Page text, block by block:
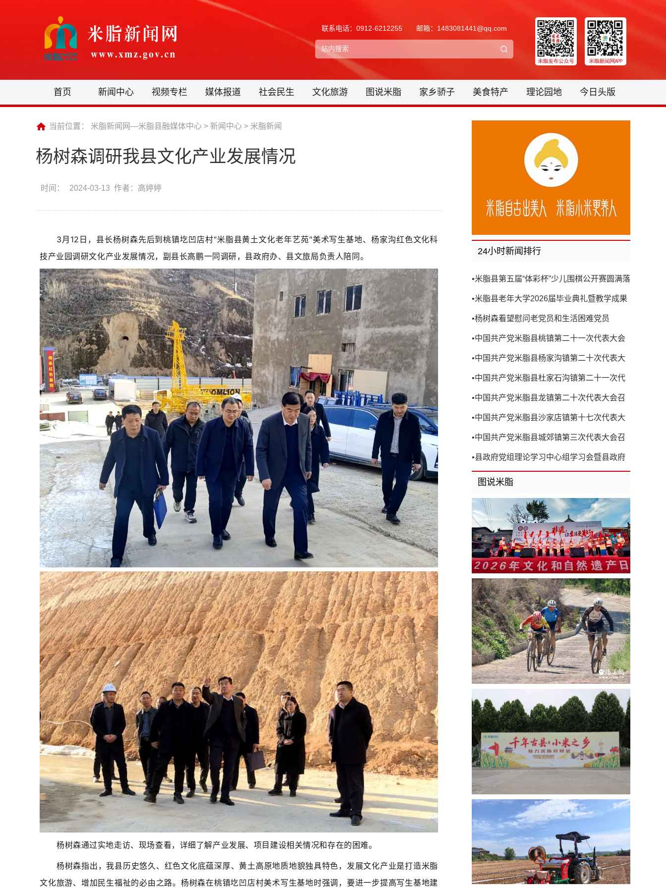
联系电话：0912-6212255 邮箱：1483081441@qq.com
首页 新闻中心 视频专栏 媒体报道 社会民生 文化旅游 图说米脂 家乡骄子 美食特产 理论园地 今日头版
当前位置： 米脂新闻网—米脂县融媒体中心 > 新闻中心 > 米脂新闻
杨树森调研我县文化产业发展情况
时间： 2024-03-13 作者：高婷婷
3月12日，县长杨树森先后到桃镇圪凹店村"米脂县黄土文化老年艺苑"美术写生基地、杨家沟红色文化科
技产业园调研文化产业发展情况，副县长高鹏一同调研，县政府办、县文旅局负责人陪同。
杨树森通过实地走访、现场查看，详细了解产业发展、项目建设相关情况和存在的困难。
杨树森指出，我县历史悠久、红色文化底蕴深厚、黄土高原地质地貌独具特色，发展文化产业是打造米脂
文化旅游、增加民生福祉的必由之路。杨树森在桃镇圪凹店村美术写生基地时强调，要进一步提高写生基地建
24小时新闻排行
•米脂县第五届“体彩杯”少儿围棋公开赛圆满落
•米脂县老年大学2026届毕业典礼暨教学成果
•杨树森看望慰问老党员和生活困难党员
•中国共产党米脂县桃镇第二十一次代表大会
•中国共产党米脂县杨家沟镇第二十次代表大
•中国共产党米脂县杜家石沟镇第二十一次代
•中国共产党米脂县龙镇第二十次代表大会召
•中国共产党米脂县沙家店镇第十七次代表大
•中国共产党米脂县城郊镇第三次代表大会召
•县政府党组理论学习中心组学习会暨县政府
第8次党组（扩大）会议召开
图说米脂